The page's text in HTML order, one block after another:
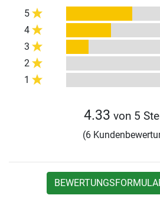
5
4
3
2
1
4.33 von 5
(6